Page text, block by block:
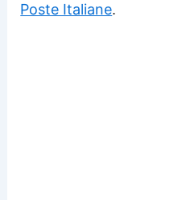
Poste Italiane.